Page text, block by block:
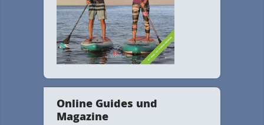
Online Guides und
Magazine